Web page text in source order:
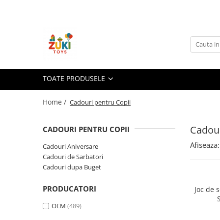
Toate Produsele
Jucarii pentru calatorii
Recomandari Zuki
Cadouri pentru Copii
Cadouri Aniversare
Cadouri dupa Buget
Cadouri sub 59 lei
Cadouri sub 99 lei
Jucarii pe Varsta Copilului
TOATE PRODUSELE
Home / Cadouri pentru Copii
CADOURI PENTRU COPII
Cadouri Aniversare
Cadouri de Sarbatori
Cadouri dupa Buget
PRODUCATORI
OEM (489)
Afiseaza:
Joc de